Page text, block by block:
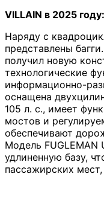
VILLAIN в 2025
Наряду с
представлены
получил новую
технологические
информационно-
оснащена
105 л. с., имеет
мостов и
обеспечивают
Модель FUGLEMAN
удлиненную базу,
пассажирских